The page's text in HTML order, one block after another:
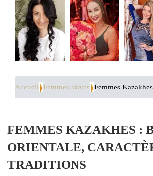
Accueil Femmes slaves Femmes Kazakhes
FEMMES KAZAKHES :
ORIENTALE,
TRADITIONS